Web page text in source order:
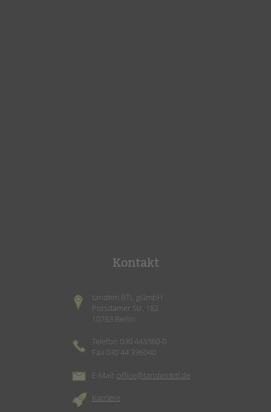
Kontakt
tandem BTL gGmbH
Potsdamer Str. 182
10783 Berlin
Telefon 030 443360-0
Fax 030 44 336040
E-Mail: office@tandembtl.de
Karriere